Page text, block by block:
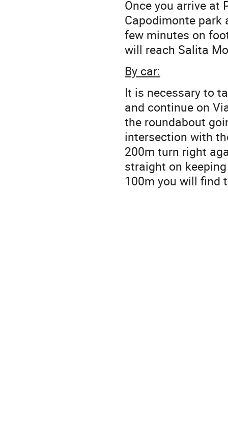
Once you arrive at
Capodimonte park
few minutes on
will reach Salita
By car:
It is necessary to
and continue on
the roundabout
intersection with
200m turn right
straight on
100m you will find